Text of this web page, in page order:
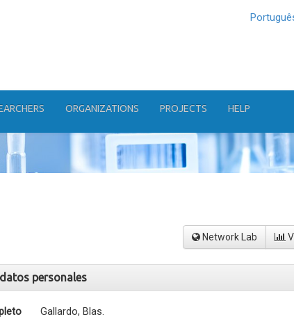
ORGANIZATIONS PROJECTS HELP
Network Lab
personales
Gallardo, Blas.